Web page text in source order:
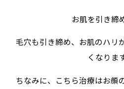
お肌を引き締
毛穴も引き締め、お肌のハリ
くなりま
ちなみに、こちら治療はお顔